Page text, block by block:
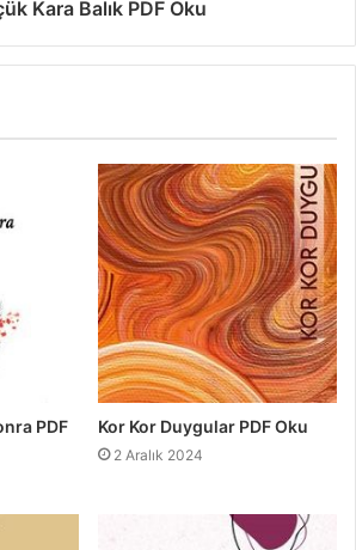
Kara Balık PDF Oku
PDF
Kor Kor Duygular PDF Oku
2 Aralık 2024